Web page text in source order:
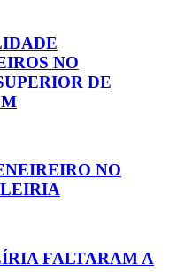
NO
DE
NO
FALTARAM A